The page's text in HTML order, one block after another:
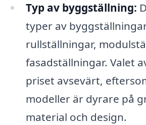
Typ av byggställning:
typer av
rullställningar,
fasadställningar. Valet
priset avsevärt,
modeller är dyrare på
material och design.